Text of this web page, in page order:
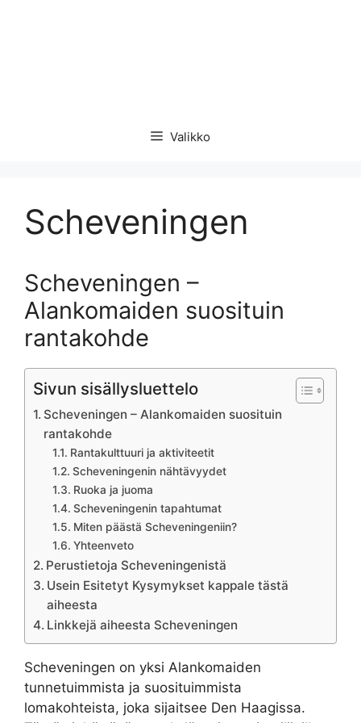
Valikko
Scheveningen
Scheveningen –
Alankomaiden suosituin
rantakohde
Sivun sisällysluettelo
Scheveningen – Alankomaiden suosituin
rantakohde
Rantakulttuuri ja aktiviteetit
Scheveningenin nähtävyydet
Ruoka ja juoma
Scheveningenin tapahtumat
Miten päästä Scheveningeniin?
Yhteenveto
Perustietoja Scheveningenistä
Usein Esitetyt Kysymykset kappale tästä
aiheesta
Linkkejä aiheesta Scheveningen
Scheveningen on yksi Alankomaiden
tunnetuimmista ja suosituimmista
lomakohteista, joka sijaitsee Den Haagissa.